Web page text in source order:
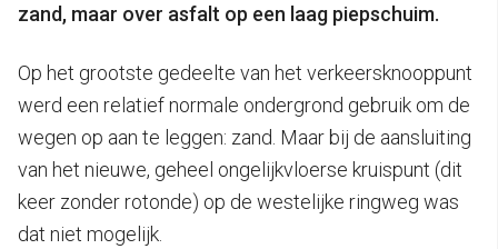
zand, maar over asfalt op een laag piepschuim.
Op het grootste gedeelte van het verkeersknooppunt
werd een relatief normale ondergrond gebruik om de
wegen op aan te leggen: zand. Maar bij de aansluiting
van het nieuwe, geheel ongelijkvloerse kruispunt (dit
keer zonder rotonde) op de westelijke ringweg was
dat niet mogelijk.